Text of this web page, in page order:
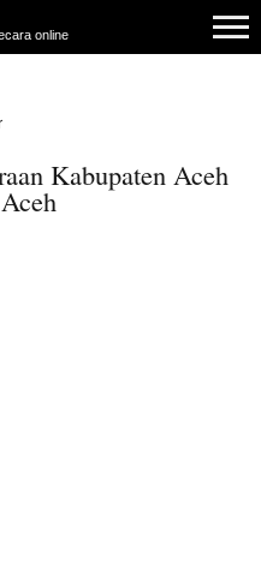
online
Kabupaten Aceh